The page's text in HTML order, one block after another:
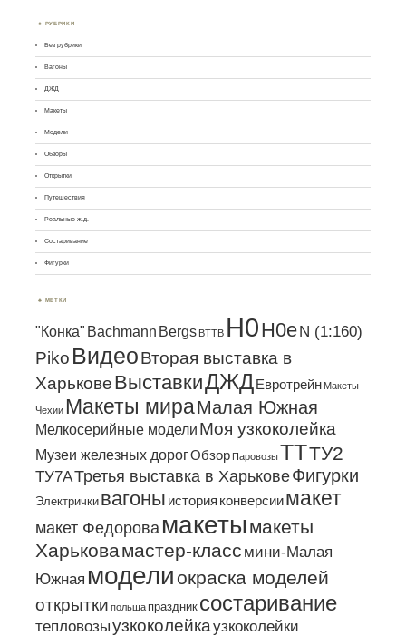
РУБРИКИ
Без рубрики
Вагоны
ДЖД
Макеты
Модели
Обзоры
Открытки
Путешествия
Реальные ж.д.
Состаривание
Фигурки
МЕТКИ
"Конка" Bachmann Bergs BTTB H0H0eN (1:160)
Piko ВидеоВторая выставка в
ХарьковеВыставкиДЖД Евротрейн Макеты
Чехии Макеты мираМалая Южная
Мелкосерийные модели Моя узкоколейка
Музеи железных дорогОбзор ПаровозыТТТУ2
ТУ7АТретья выставка в ХарьковеФигурки
Электрички вагоны история конверсиимакет
макет Федорова макетымакеты
Харьковамастер-класс мини-Малая
Южная модели окраска моделей
открытки польша праздник состаривание
тепловозыузкоколейкаузкоколейки